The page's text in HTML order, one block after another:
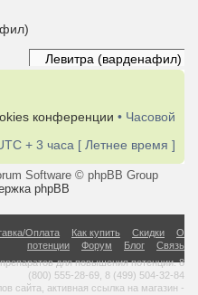
конференции • Часовой
+ 3 часа [ Летнее время ]
Software © phpBB Group
phpBB
Оплата Как купить Скидки
О
потенции
Форум Блог
Связь
для повышения потенции. 8
(800) 555-28-69, 8 (499) 504-32-84
сайта, активная ссылка на магазин -